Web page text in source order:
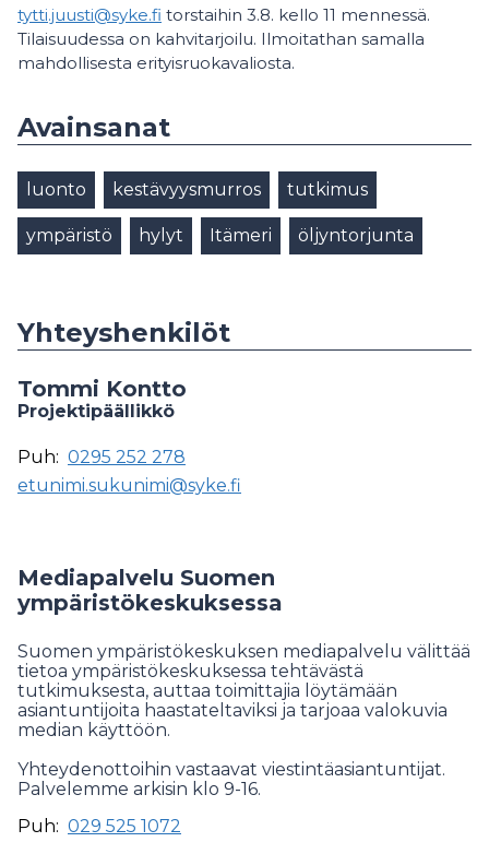
tytti.juusti@syke.fi torstaihin 3.8. kello 11 mennessä.
Tilaisuudessa on kahvitarjoilu. Ilmoitathan samalla
mahdollisesta erityisruokavaliosta.
Avainsanat
luonto kestävyysmurros tutkimus
ympäristö hylyt Itämeri öljyntorjunta
Yhteyshenkilöt
Tommi Kontto
Projektipäällikkö
Puh: 0295 252 278
etunimi.sukunimi@syke.fi
Mediapalvelu Suomen
ympäristökeskuksessa
Suomen ympäristökeskuksen mediapalvelu välittää
tietoa ympäristökeskuksessa tehtävästä
tutkimuksesta, auttaa toimittajia löytämään
asiantuntijoita haastateltaviksi ja tarjoaa valokuvia
median käyttöön.
Yhteydenottoihin vastaavat viestintäasiantuntijat.
Palvelemme arkisin klo 9-16.
Puh: 029 525 1072